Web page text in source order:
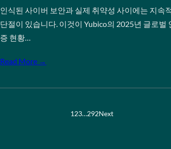
인식된 사이버 보안과 실제 취약성 사이에는 지속
단절이 있습니다. 이것이 Yubico의 2025년 글로벌
증 현황…
Read More →
123…292Next